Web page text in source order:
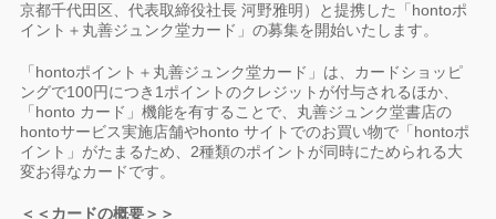
京都千代田区、代表取締役社長 河野雅明）と提携した「hontoポ
イント＋丸善ジュンク堂カード」の募集を開始いたします。
「hontoポイント＋丸善ジュンク堂カード」は、カードショッピ
ングで100円につき1ポイントのクレジットが付与されるほか、
「honto カード」機能を有することで、丸善ジュンク堂書店の
hontoサービス実施店舗やhonto サイトでのお買い物で「hontoポ
イント」がたまるため、2種類のポイントが同時にためられる大
変お得なカードです。
＜＜カードの概要＞＞